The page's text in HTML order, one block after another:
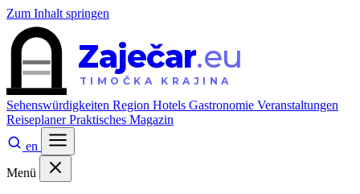
Zum Inhalt springen
Zaječar.eu
TIMOČKA KRAJINA
Sehenswürdigkeiten Region Hotels Gastronomie Veranstaltungen
ReiseplanerPraktisches Magazin
en
Menü